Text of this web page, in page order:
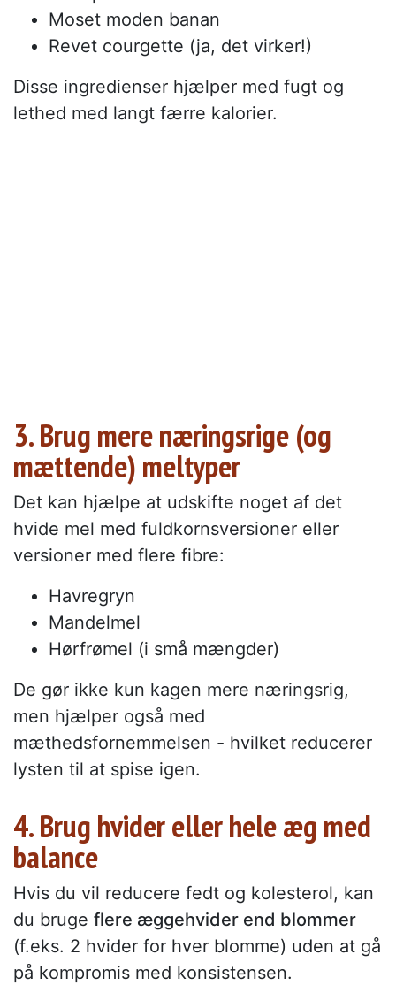
Moset moden banan
Revet courgette (ja, det virker!)
Disse ingredienser hjælper med fugt og
lethed med langt færre kalorier.
3. Brug mere næringsrige (og
mættende) meltyper
Det kan hjælpe at udskifte noget af det
hvide mel med fuldkornsversioner eller
versioner med flere fibre:
Havregryn
Mandelmel
Hørfrømel (i små mængder)
De gør ikke kun kagen mere næringsrig,
men hjælper også med
mæthedsfornemmelsen - hvilket reducerer
lysten til at spise igen.
4. Brug hvider eller hele æg med
balance
Hvis du vil reducere fedt og kolesterol, kan
du bruge flere æggehvider end blommer
(f.eks. 2 hvider for hver blomme) uden at gå
på kompromis med konsistensen.